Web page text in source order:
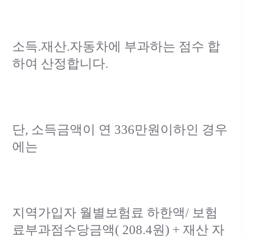
소득.재산.자동차에 부과하는 점수 합
하여 산정합니다.
단, 소득금액이 연 336만원이하인 경우
에는
지역가입자 월별보험료 하한액/ 보험
료부과점수당금액( 208.4원) + 재산 자